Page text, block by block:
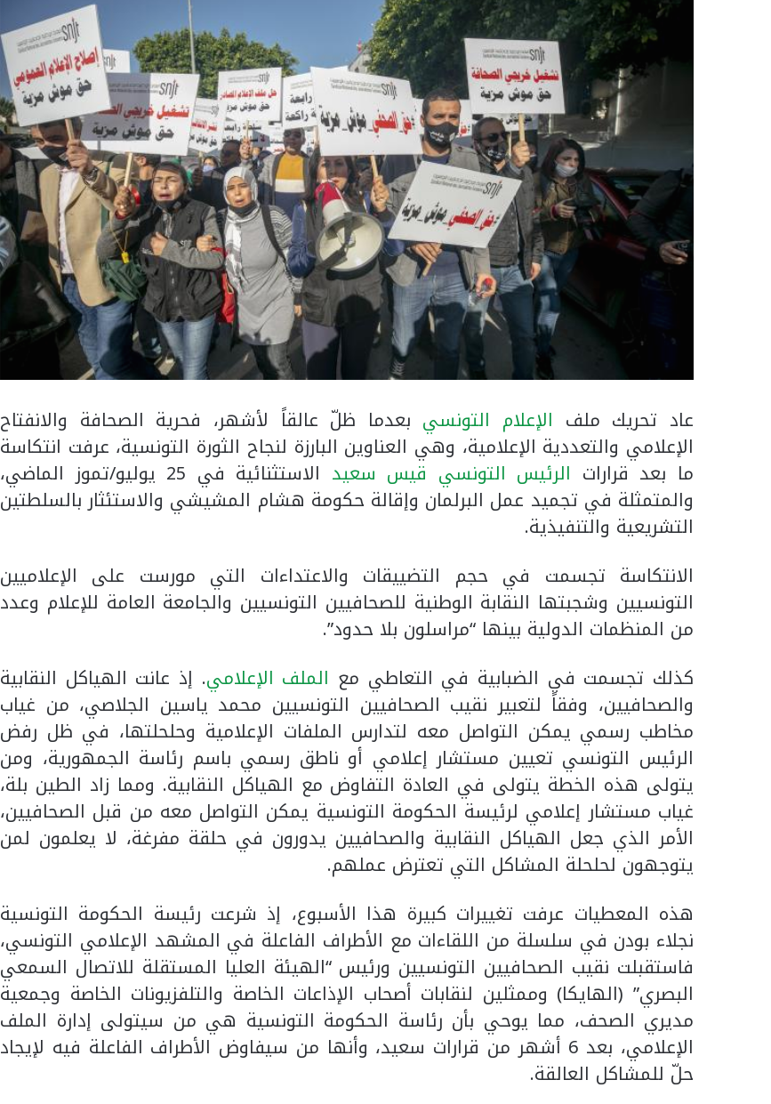
عاد تحريك ملف الإعلام التونسي بعدما ظلّ عالقاً لأشهر، فحرية الصحافة والانفتاح
الإعلامي والتعددية الإعلامية، وهي العناوين البارزة لنجاح الثورة التونسية، عرفت انتكاسة
ما بعد قرارات الرئيس التونسي قيس سعيد الاستثنائية في 25 يوليو/تموز الماضي،
والمتمثلة في تجميد عمل البرلمان وإقالة حكومة هشام المشيشي والاستئثار بالسلطتين
التشريعية والتنفيذية.
الانتكاسة تجسمت في حجم التضييقات والاعتداءات التي مورست على الإعلاميين
التونسيين وشجبتها النقابة الوطنية للصحافيين التونسيين والجامعة العامة للإعلام وعدد
من المنظمات الدولية بينها “مراسلون بلا حدود”.
كذلك تجسمت في الضبابية في التعاطي مع الملف الإعلامي. إذ عانت الهياكل النقابية
والصحافيين، وفقاً لتعبير نقيب الصحافيين التونسيين محمد ياسين الجلاصي، من غياب
مخاطب رسمي يمكن التواصل معه لتدارس الملفات الإعلامية وحلحلتها، في ظل رفض
الرئيس التونسي تعيين مستشار إعلامي أو ناطق رسمي باسم رئاسة الجمهورية، ومن
يتولى هذه الخطة يتولى في العادة التفاوض مع الهياكل النقابية. ومما زاد الطين بلة،
غياب مستشار إعلامي لرئيسة الحكومة التونسية يمكن التواصل معه من قبل الصحافيين،
الأمر الذي جعل الهياكل النقابية والصحافيين يدورون في حلقة مفرغة، لا يعلمون لمن
يتوجهون لحلحلة المشاكل التي تعترض عملهم.
هذه المعطيات عرفت تغييرات كبيرة هذا الأسبوع، إذ شرعت رئيسة الحكومة التونسية
نجلاء بودن في سلسلة من اللقاءات مع الأطراف الفاعلة في المشهد الإعلامي التونسي،
فاستقبلت نقيب الصحافيين التونسيين ورئيس “الهيئة العليا المستقلة للاتصال السمعي
البصري” (الهايكا) وممثلين لنقابات أصحاب الإذاعات الخاصة والتلفزيونات الخاصة وجمعية
مديري الصحف، مما يوحي بأن رئاسة الحكومة التونسية هي من سيتولى إدارة الملف
الإعلامي، بعد 6 أشهر من قرارات سعيد، وأنها من سيفاوض الأطراف الفاعلة فيه لإيجاد
حلّ للمشاكل العالقة.